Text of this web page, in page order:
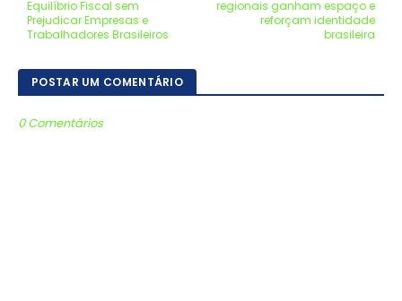
regionais ganham espaço e
reforçam identidade
brasileira
Equilíbrio Fiscal sem
Prejudicar Empresas e
Trabalhadores Brasileiros
POSTAR UM COMENTÁRIO
0 Comentários